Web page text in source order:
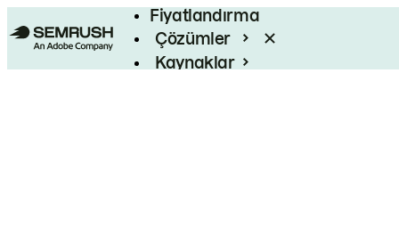
Fiyatlandırma
Çözümler
Kaynaklar